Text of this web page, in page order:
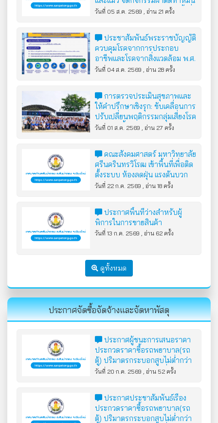
แมวเพศเมียประจำปี 2569 ครั้งที่
วันที่ 05 ส.ค. 2569 , อ่าน 21 ครั้ง
ประชาสัมพันธ์พระราชบัญญัติ
ควบคุมโรคจากการประกอบ
อาชีพและโรคจากสิ่งแวดล้อม พ.ศ.
2562
วันที่ 04 ส.ค. 2569 , อ่าน 28 ครั้ง
การตรวจประเมินสุขภาพและ
ให้คำปรึกษาเชิงรุก: ขับเคลื่อนการ
ปรับเปลี่ยนพฤติกรรมกลุ่มเสี่ยงโรค
ไม่ติดต่อเรื้อรัง (NCDs)
วันที่ 01 ส.ค. 2569 , อ่าน 27 ครั้ง
คณะสังคมศาสตร์ มหาวิทยาลัย
ศรีนครินทรวิโรฒ เข้าพื้นที่เพื่อติด
ตั้งระบบ ห้องลดฝุ่น แรงดันบวก
“DustGirl”
วันที่ 22 ก.ค. 2569 , อ่าน 18 ครั้ง
ประกาศพื้นที่ว่างสำหรับผู้
พิการในการขายสินค้า
วันที่ 13 ก.ค. 2569 , อ่าน 62 ครั้ง
ดูทั้งหมด
ประกาศจัดซื้อจัดจ้างและจัดหาพัสดุ
ประกาศผู้ชนะการเสนอราคา
ประกวดราคาซื้อรถพยาบาล(รถ
ตู้) ปริมาตรกระบอกสูบไม่ต่ำกว่า
2,400 ซีซี หรือกำลังเครื่องยนต์
จำนวน 1 คัน ด้วยวิธีประกวดราคา
อิเล็กทรอนิกส์ (e-bidding)
วันที่ 20 ก.ค. 2569 , อ่าน 52 ครั้ง
ประกาศประชาสัมพันธ์เรื่อง
ประกวดราคาซื้อรถพยาบาล(รถ
ตู้) ปริมาตรกระบอกสูบไม่ต่ำกว่า